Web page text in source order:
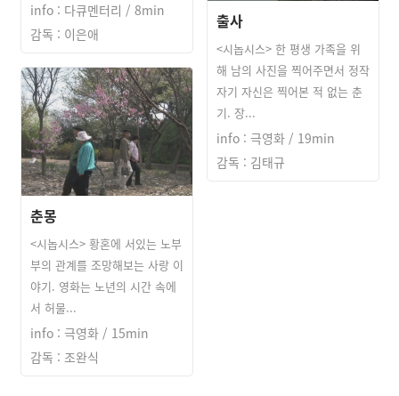
info : 다큐멘터리 / 8min
감독 : 이은애
출사
<시놉시스> 한 평생 가족을 위
해 남의 사진을 찍어주면서 정작
자기 자신은 찍어본 적 없는 춘
기. 장...
info : 극영화 / 19min
감독 : 김태규
춘몽
<시놉시스> 황혼에 서있는 노부
부의 관계를 조망해보는 사랑 이
야기. 영화는 노년의 시간 속에
서 허물...
info : 극영화 / 15min
감독 : 조완식